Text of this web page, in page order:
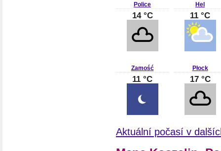
Police
14 °C
Hel
11 °C
Zamość
11 °C
Płock
17 °C
Aktuální počasí v